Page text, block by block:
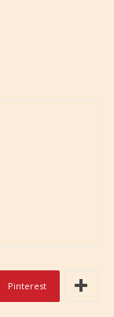
Pinterest